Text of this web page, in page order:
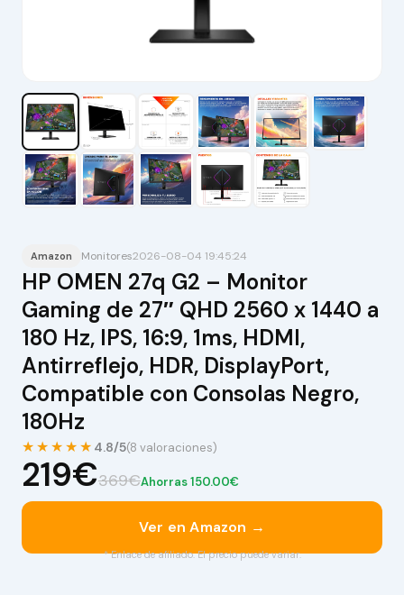
Amazon Monitores2026-08-04 19:45:24
HP OMEN 27q G2 – Monitor
Gaming de 27″ QHD 2560 x 1440 a
180 Hz, IPS, 16:9, 1ms, HDMI,
Antirreflejo, HDR, DisplayPort,
Compatible con Consolas Negro,
180Hz
★★★★★ 4.8/5(8 valoraciones)
219€369€Ahorras 150.00€
Ver en Amazon →
* Enlace de afiliado. El precio puede variar.